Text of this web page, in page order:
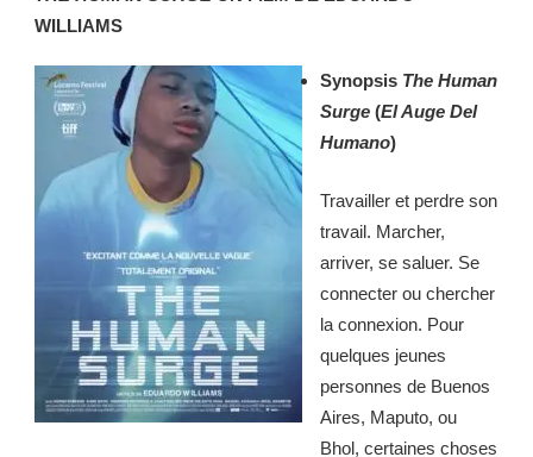
WILLIAMS
Synopsis The Human
Surge (El Auge Del
Humano)
Travailler et perdre son
travail. Marcher,
arriver, se saluer. Se
connecter ou chercher
la connexion. Pour
quelques jeunes
personnes de Buenos
Aires, Maputo, ou
Bhol, certaines choses